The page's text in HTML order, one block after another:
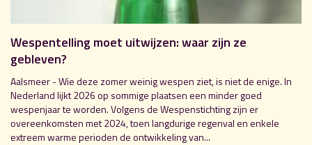
Wespentelling moet uitwijzen: waar zijn ze
gebleven?
Aalsmeer - Wie deze zomer weinig wespen ziet, is niet de enige. In
Nederland lijkt 2026 op sommige plaatsen een minder goed
wespenjaar te worden. Volgens de Wespenstichting zijn er
overeenkomsten met 2024, toen langdurige regenval en enkele
extreem warme perioden de ontwikkeling van...